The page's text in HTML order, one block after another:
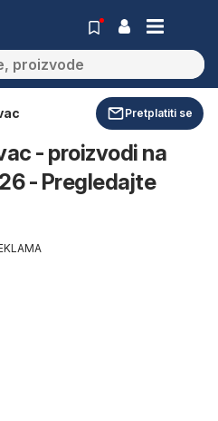
Pretplatiti se
- proizvodi na
- Pregledajte